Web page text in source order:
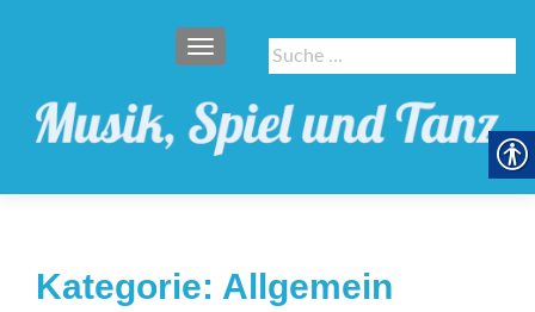
Suche
nach:
SCHALTE NAVIGATION
Kategorie: Allgemein